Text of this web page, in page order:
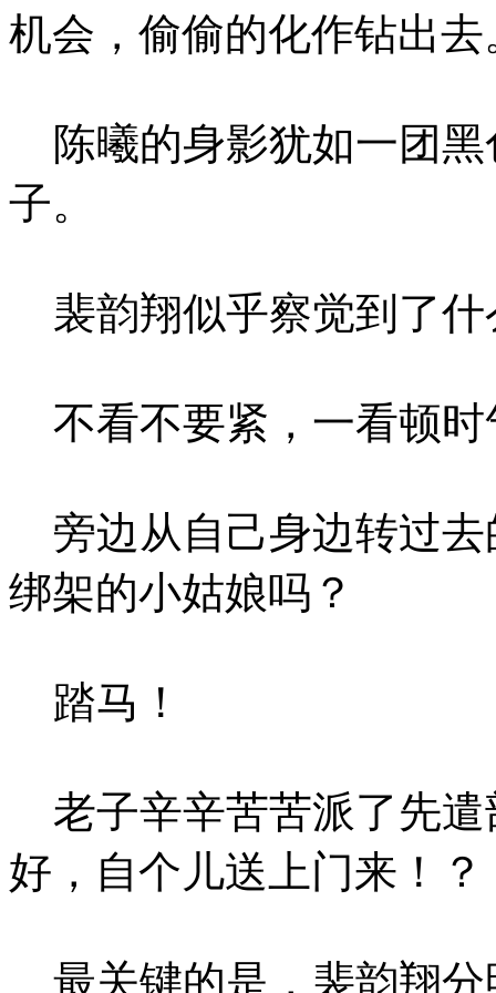
机会，偷偷的化作钻出去
陈曦的身影犹如一团黑
子。
裴韵翔似乎察觉到了什
不看不要紧，一看顿时
旁边从自己身边转过去
绑架的小姑娘吗？
踏马！
老子辛辛苦苦派了先遣
好，自个儿送上门来！？
最关键的是，裴韵翔分